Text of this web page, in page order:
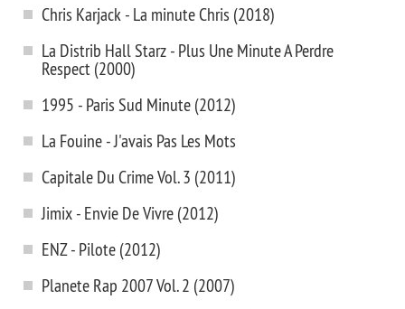
Chris Karjack - La minute Chris (2018)
La Distrib Hall Starz - Plus Une Minute A Perdre
Respect (2000)
1995 - Paris Sud Minute (2012)
La Fouine - J'avais Pas Les Mots
Capitale Du Crime Vol. 3 (2011)
Jimix - Envie De Vivre (2012)
ENZ - Pilote (2012)
Planete Rap 2007 Vol. 2 (2007)